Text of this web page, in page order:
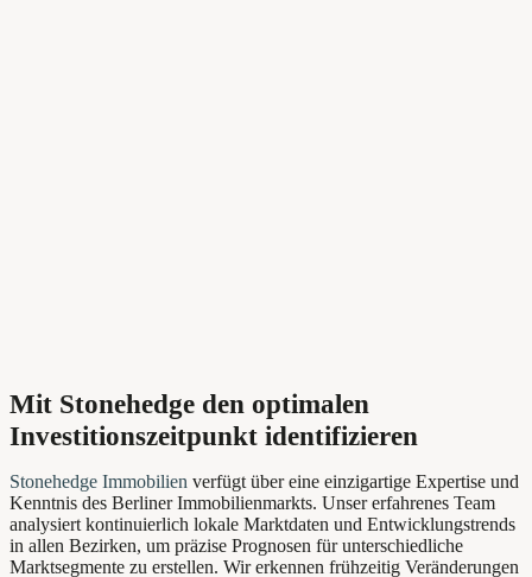
Mit Stonehedge den optimalen
Investitionszeitpunkt identifizieren
Stonehedge Immobilien verfügt über eine einzigartige Expertise und
Kenntnis des Berliner Immobilienmarkts. Unser erfahrenes Team
analysiert kontinuierlich lokale Marktdaten und Entwicklungstrends
in allen Bezirken, um präzise Prognosen für unterschiedliche
Marktsegmente zu erstellen. Wir erkennen frühzeitig Veränderungen